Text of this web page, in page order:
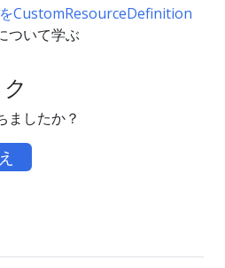
CustomResourceDefinition
ついて学ぶ
ましたか？